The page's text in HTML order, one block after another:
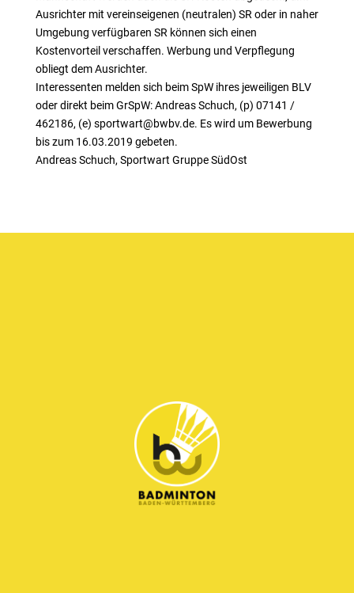
Ausrichter mit vereinseigenen (neutralen) SR oder in naher
Umgebung verfügbaren SR können sich einen
Kostenvorteil verschaffen. Werbung und Verpflegung
obliegt dem Ausrichter.
Interessenten melden sich beim SpW ihres jeweiligen BLV
oder direkt beim GrSpW: Andreas Schuch, (p) 07141 /
462186, (e) sportwart@bwbv.de. Es wird um Bewerbung
bis zum 16.03.2019 gebeten.
Andreas Schuch, Sportwart Gruppe SüdOst